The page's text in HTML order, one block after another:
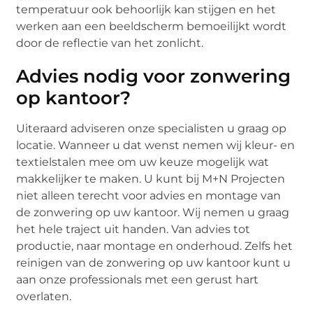
temperatuur ook behoorlijk kan stijgen en het
werken aan een beeldscherm bemoeilijkt wordt
door de reflectie van het zonlicht.
Advies nodig voor zonwering
op kantoor?
Uiteraard adviseren onze specialisten u graag op
locatie. Wanneer u dat wenst nemen wij kleur- en
textielstalen mee om uw keuze mogelijk wat
makkelijker te maken. U kunt bij M+N Projecten
niet alleen terecht voor advies en montage van
de zonwering op uw kantoor. Wij nemen u graag
het hele traject uit handen. Van advies tot
productie, naar montage en onderhoud. Zelfs het
reinigen van de zonwering op uw kantoor kunt u
aan onze professionals met een gerust hart
overlaten.